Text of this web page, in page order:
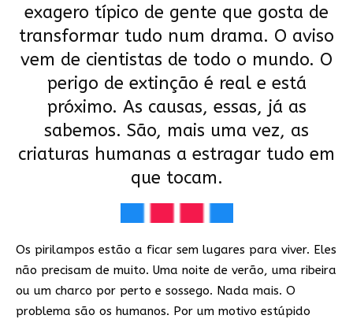
exagero típico de gente que gosta de
transformar tudo num drama. O aviso
vem de cientistas de todo o mundo. O
perigo de extinção é real e está
próximo. As causas, essas, já as
sabemos. São, mais uma vez, as
criaturas humanas a estragar tudo em
que tocam.
Os pirilampos estão a ficar sem lugares para viver. Eles
não precisam de muito. Uma noite de verão, uma ribeira
ou um charco por perto e sossego. Nada mais. O
problema são os humanos. Por um motivo estúpido